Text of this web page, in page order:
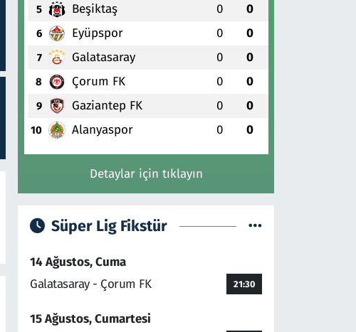
5 Beşiktaş 0 0
6 Eyüpspor 0 0
7 Galatasaray 0 0
8 Çorum FK 0 0
9 Gaziantep FK 0 0
10 Alanyaspor 0 0
Detaylar için tıklayın
Süper Lig Fikstür
14 Ağustos, Cuma
Galatasaray - Çorum FK
21:30
15 Ağustos, Cumartesi